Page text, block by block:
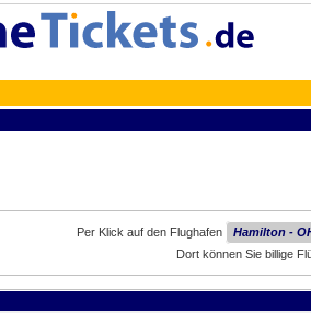
Per Klick auf den Flughafen Hamilton -
Dort können Sie billige